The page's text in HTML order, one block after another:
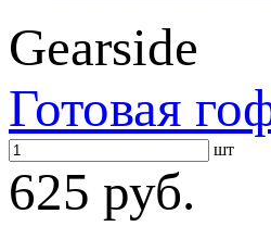
Gearside
Готовая
шт
625 руб.